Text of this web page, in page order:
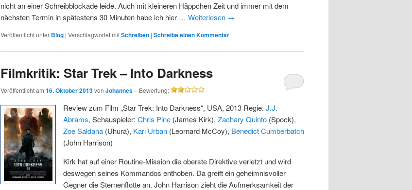
nicht an einer Schreibblockade leide. Auch mit kleineren Häppchen Zeit und immer mit dem
nächsten Termin in spätestens 30 Minuten habe ich hier … Weiterlesen →
Veröffentlicht unter Blog | Verschlagwortet mitSchreiben | Schreibe einen Kommentar
Filmkritik: Star Trek – Into Darkness
Veröffentlicht am 16. Oktober 2013von Johannes– Bewertung:
Review zum Film „Star Trek: Into Darkness“, USA, 2013 Regie: J.J.
Abrams, Schauspieler: Chris Pine (James Kirk), Zachary Quinto (Spock),
Zoe Saldana (Uhura), Karl Urban (Leornard McCoy), Benedict Cumberbatch
(John Harrison)
Kirk hat auf einer Routine-Mission die oberste Direktive verletzt und wird
deswegen seines Kommandos enthoben. Da greift ein geheimnisvoller
Gegner die Sternenflotte an. John Harrison zieht die Aufmerksamkeit der